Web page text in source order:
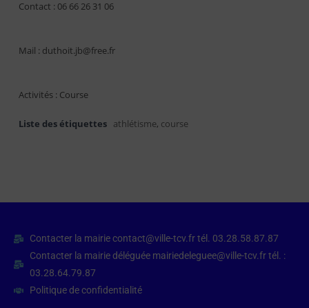
Contact : 06 66 26 31 06
Mail : duthoit.jb@free.fr
Activités : Course
Liste des étiquettes athlétisme, course
Contacter la mairie contact@ville-tcv.fr tél. 03.28.58.87.87
Contacter la mairie déléguée mairiedeleguee@ville-tcv.fr tél. :
03.28.64.79.87
Politique de confidentialité